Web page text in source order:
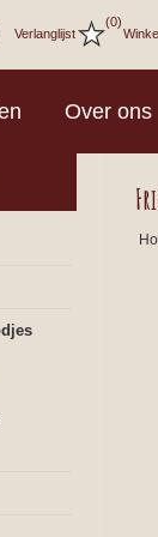
Verlanglijst
(0)
Over ons